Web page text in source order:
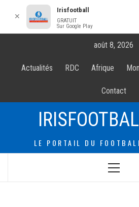
contenur
août 8, 2026
Actualités RDC Afrique
Contact
LE PORTAIL DU
Menu
✕
Irisfootball
GRATUIT
Sur Google Play